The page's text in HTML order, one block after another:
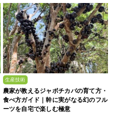
生産技術
農家が教えるジャボチカバの育て方・
食べ方ガイド｜幹に実がなる幻のフル
ーツを自宅で楽しむ極意